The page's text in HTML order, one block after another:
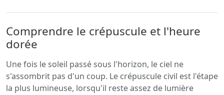
Comprendre le crépuscule et l'heure
dorée
Une fois le soleil passé sous l'horizon, le ciel ne
s'assombrit pas d'un coup. Le crépuscule civil est l'étape
la plus lumineuse, lorsqu'il reste assez de lumière